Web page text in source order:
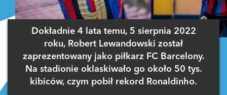
Dokładnie 4 lata temu, 5 sierpnia 2022
roku, Robert Lewandowski został
zaprezentowany jako piłkarz FC Barcelony.
Na stadionie oklaskiwało go około 50 tys.
kibiców, czym pobił rekord Ronaldinho.